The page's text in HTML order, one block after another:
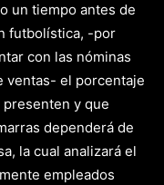
un tiempo antes de
futbolística, -por
con las nóminas
ventas- el porcentaje
y que
dependerá de
la cual analizará el
empleados